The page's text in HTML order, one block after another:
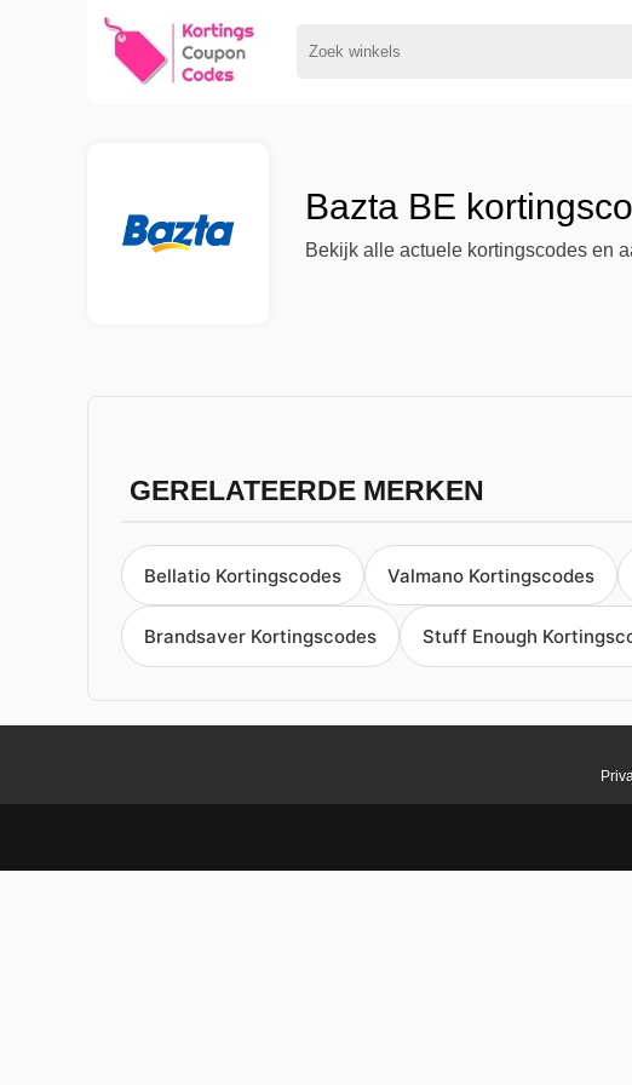
Bazta BE
Bekijk alle actuele kortingscodes en
GERELATEERDE MERKEN
Bellatio Kortingscodes Valmano Kortingscodes
Brandsaver Kortingscodes Stuff Enough